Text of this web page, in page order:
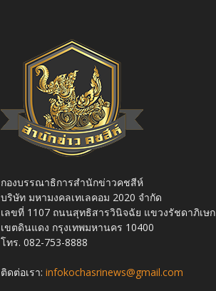
กองบรรณาธิการสำนักข่าวคชสีห์
บริษัท มหามงคลเทเลคอม 2020 จำกัด
เลขที่ 1107 ถนนสุทธิสารวินิจฉัย แขวงรัชดาภิเษก
เขตดินแดง กรุงเทพมหานคร 10400
โทร. 082-753-8888
ติดต่อเรา: infokochasrinews@gmail.com